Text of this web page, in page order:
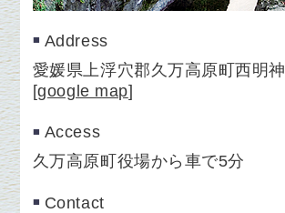
Address
愛媛県上浮穴郡久万高原町西明神
[google map]
Access
久万高原町役場から車で5分
Contact